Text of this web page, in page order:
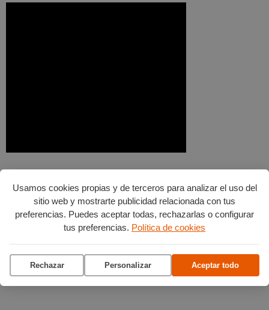
Usamos cookies propias y de terceros para analizar el uso del
sitio web y mostrarte publicidad relacionada con tus
preferencias. Puedes aceptar todas, rechazarlas o configurar
tus preferencias. Política de cookies
Rechazar Personalizar Aceptar todo